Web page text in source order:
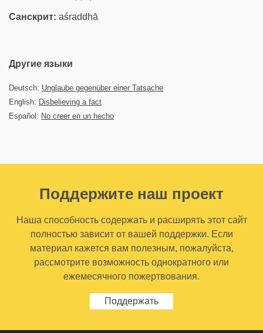
Санскрит: aśraddhā
Другие языки
Deutsch: Unglaube gegenüber einer Tatsache
English: Disbelieving a fact
Español: No creer en un hecho
Поддержите наш проект
Наша способность содержать и расширять этот сайт
полностью зависит от вашей поддержки. Если
материал кажется вам полезным, пожалуйста,
рассмотрите возможность однократного или
ежемесячного пожертвования.
Поддержать